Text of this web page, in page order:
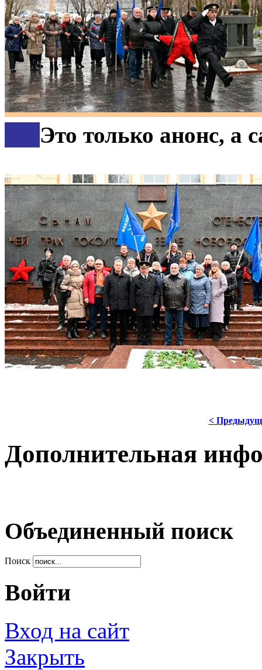
Это только анонс, а
<
Дополнительная
Объединенный поиск
Поиск
Войти
Вход на сайт
Закрыть